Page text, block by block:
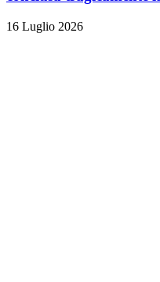
16 Luglio 2026